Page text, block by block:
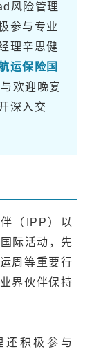
风险管理
参与专业
理辛思健
运保险国
欢迎晚宴
深入交
（IPP）以
际活动，先
周等重要行
界伙伴保持
还积极参与